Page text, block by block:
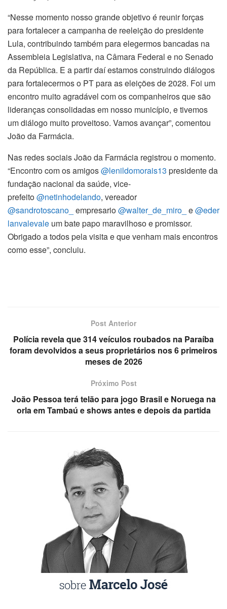
“Nesse momento nosso grande objetivo é reunir forças
para fortalecer a campanha de reeleição do presidente
Lula, contribuindo também para elegermos bancadas na
Assembleia Legislativa, na Câmara Federal e no Senado
da República. E a partir daí estamos construindo diálogos
para fortalecermos o PT para as eleições de 2028. Foi um
encontro muito agradável com os companheiros que são
lideranças consolidadas em nosso município, e tivemos
um diálogo muito proveitoso. Vamos avançar”, comentou
João da Farmácia.
Nas redes sociais João da Farmácia registrou o momento.
“Encontro com os amigos@lenildomorais13 presidente da
fundação nacional da saúde, vice-
prefeito@netinhodelando, vereador
@sandrotoscano_ empresario@walter_de_miro_ e@eder
lanvalevale um bate papo maravilhoso e promissor.
Obrigado a todos pela visita e que venham mais encontros
como esse”, concluiu.
Post Anterior
Polícia revela que 314 veículos roubados na Paraíba
foram devolvidos a seus proprietários nos 6 primeiros
meses de 2026
Próximo Post
João Pessoa terá telão para jogo Brasil e Noruega na
orla em Tambaú e shows antes e depois da partida